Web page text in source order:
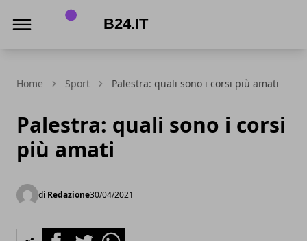
Home Sport Palestra: quali sono i corsi più amati
Palestra: quali sono i corsi
più amati
di Redazione30/04/2021
FacebookTwitterWhatsapp